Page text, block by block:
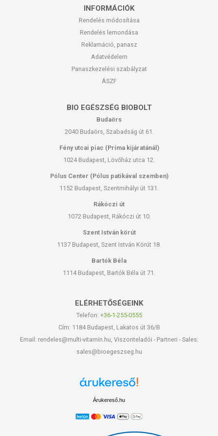
az egészséges életmódot! A termék nem gyógyít betegségeket!
A termék nem az orvosi kezelés helyettesítésére alkalmas!
Betegség esetén használatát beszélje meg kezelőorvosával. Ne
szedje a készítményt, ha az összetevők bármelyikére érzékeny
vagy allergiás! Kisgyermektől elzárva tartandó!
INFORMÁCIÓK
Rendelés módosítása
Rendelés lemondása
Reklamáció, panasz
Adatvédelem
Panaszkezelési szabályzat
ÁSZF
BIO EGÉSZSÉG BIOBOLT
Budaörs
2040 Budaörs, Szabadság út 61.
Fény utcai piac (Príma kijáratánál)
1024 Budapest, Lövőház utca 12.
Pólus Center (Pólus patikával szemben)
1152 Budapest, Szentmihályi út 131.
Rákóczi út
1072 Budapest, Rákóczi út 10.
Szent István körút
1137 Budapest, Szent István Körút 18.
Bartók Béla
1114 Budapest, Bartók Béla út 71.
ELÉRHETŐSÉGEINK
Telefon: +36-1-255-0555
Cím: 1184 Budapest, Lakatos út 36/B
Email: rendeles@multi-vitamin.hu, Viszonteladói - Partneri - Sales:
sales@bioegeszseg.hu
Árukereső.hu